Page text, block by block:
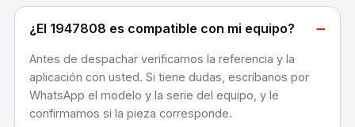
¿El 1947808 es compatible con mi equipo? −
Antes de despachar verificamos la referencia y la
aplicación con usted. Si tiene dudas, escríbanos por
WhatsApp el modelo y la serie del equipo, y le
confirmamos si la pieza corresponde.